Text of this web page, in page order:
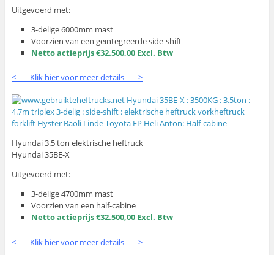
Uitgevoerd met:
3-delige 6000mm mast
Voorzien van een geïntegreerde side-shift
Netto actieprijs €32.500,00 Excl. Btw
< —- Klik hier voor meer details —- >
Hyundai 3.5 ton elektrische heftruck
Hyundai 35BE-X
Uitgevoerd met:
3-delige 4700mm mast
Voorzien van een half-cabine
Netto actieprijs €32.500,00 Excl. Btw
< —- Klik hier voor meer details —- >